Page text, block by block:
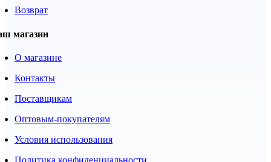
Возврат
магазин
О магазине
Контакты
Поставщикам
Оптовым-покупателям
Условия использования
Политика конфиденциальности